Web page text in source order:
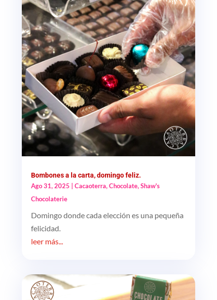
Bombones a la carta, domingo feliz.
Ago 31, 2025
Cacaoterra,Chocolate,Shaw's
Chocolaterie
Domingo donde cada elección es una pequeña
felicidad.
leer más...